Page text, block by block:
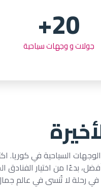
20
+
جولات و وجهات سياحية
السياحية في
بدءًا من اختيار
رحلة لا تُنسى في عالم